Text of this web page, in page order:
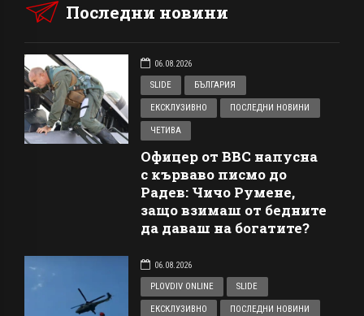
Последни новини
06.08.2026
SLIDE
БЪЛГАРИЯ
ЕКСКЛУЗИВНО ПОСЛЕДНИ НОВИНИ
ЧЕТИВА
Офицер от ВВС напусна
с кърваво писмо до
Радев: Чичо Румене,
защо взимаш от бедните
да даваш на богатите?
06.08.2026
PLOVDIV ONLINE
SLIDE
ЕКСКЛУЗИВНО ПОСЛЕДНИ НОВИНИ